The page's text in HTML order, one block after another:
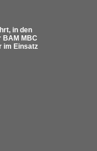
in den
BAM MBC
im Einsatz